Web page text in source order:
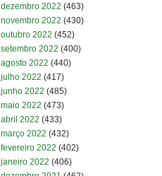
dezembro 2022 (463)
novembro 2022 (430)
outubro 2022 (452)
setembro 2022 (400)
agosto 2022 (440)
julho 2022 (417)
junho 2022 (485)
maio 2022 (473)
abril 2022 (433)
março 2022 (432)
fevereiro 2022 (402)
janeiro 2022 (406)